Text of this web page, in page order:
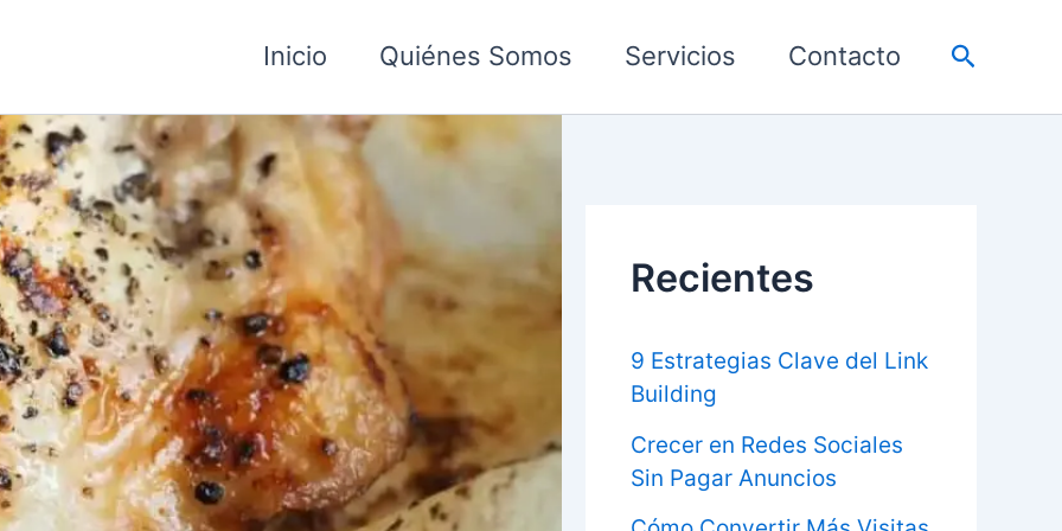
Inicio Quiénes Somos Servicios Contacto Buscar
Recientes
9 Estrategias Clave del Link
Building
Crecer en Redes Sociales
Sin Pagar Anuncios